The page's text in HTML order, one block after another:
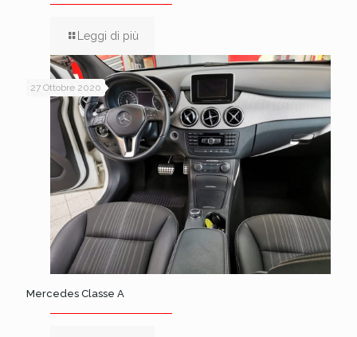
Leggi di più
27 Ottobre 2020
Mercedes Classe A